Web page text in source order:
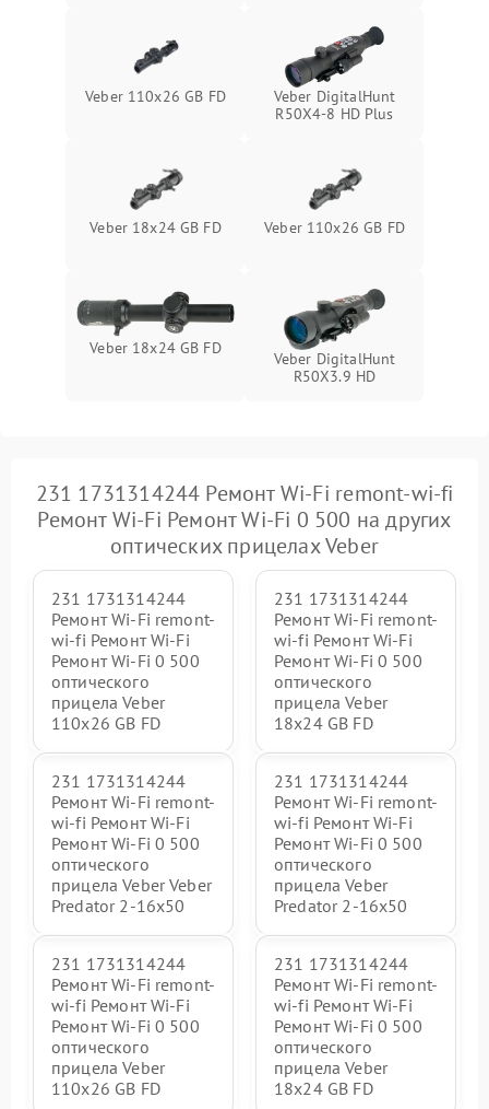
Veber 110x26 GB FD
Veber DigitalHunt
R50X4-8 HD Plus
Veber 18x24 GB FD Veber 110х26 GB FD
Veber 18x24 GB FD
Veber DigitalHunt
R50X3.9 HD
231 1731314244 Ремонт Wi-Fi remont-wi-fi
Ремонт Wi-Fi Ремонт Wi-Fi 0 500 на других
оптических прицелах Veber
231 1731314244
Ремонт Wi-Fi remont-
wi-fi Ремонт Wi-Fi
Ремонт Wi-Fi 0 500
оптического
прицела Veber
110x26 GB FD
231 1731314244
Ремонт Wi-Fi remont-
wi-fi Ремонт Wi-Fi
Ремонт Wi-Fi 0 500
оптического
прицела Veber
18x24 GB FD
231 1731314244
Ремонт Wi-Fi remont-
wi-fi Ремонт Wi-Fi
Ремонт Wi-Fi 0 500
оптического
прицела Veber Veber
Predator 2-16x50
231 1731314244
Ремонт Wi-Fi remont-
wi-fi Ремонт Wi-Fi
Ремонт Wi-Fi 0 500
оптического
прицела Veber
Predator 2-16x50
231 1731314244
Ремонт Wi-Fi remont-
wi-fi Ремонт Wi-Fi
Ремонт Wi-Fi 0 500
оптического
прицела Veber
110х26 GB FD
231 1731314244
Ремонт Wi-Fi remont-
wi-fi Ремонт Wi-Fi
Ремонт Wi-Fi 0 500
оптического
прицела Veber
18x24 GB FD